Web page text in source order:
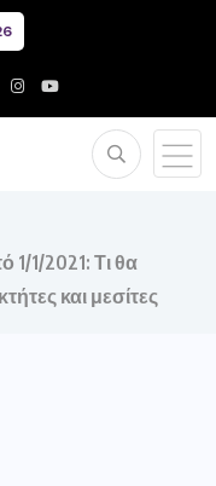
1/1/2021: Τι θα
και μεσίτες